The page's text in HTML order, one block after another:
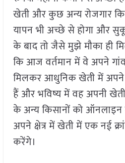
खेती और कुछ अन्य रोजगार
यापन भी अच्छे से होगा और
के बाद तो जैसे मुझे मौका ही
कि आज वर्तमान में वे अपने
मिलकर आधुनिक खेती में अपने
हैं और भविष्य में वह अपनी
के अन्य किसानों को
अपने क्षेत्र में खेती में एक नई
करेंगे।